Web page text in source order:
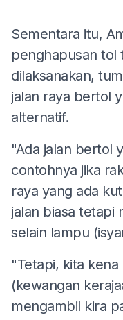
Sementara itu,
penghapusan tol
dilaksanakan,
jalan raya bertol
alternatif.
"Ada jalan bertol
contohnya jika
raya yang ada
jalan biasa tetapi
selain lampu
"Tetapi, kita
(kewangan
mengambil kira